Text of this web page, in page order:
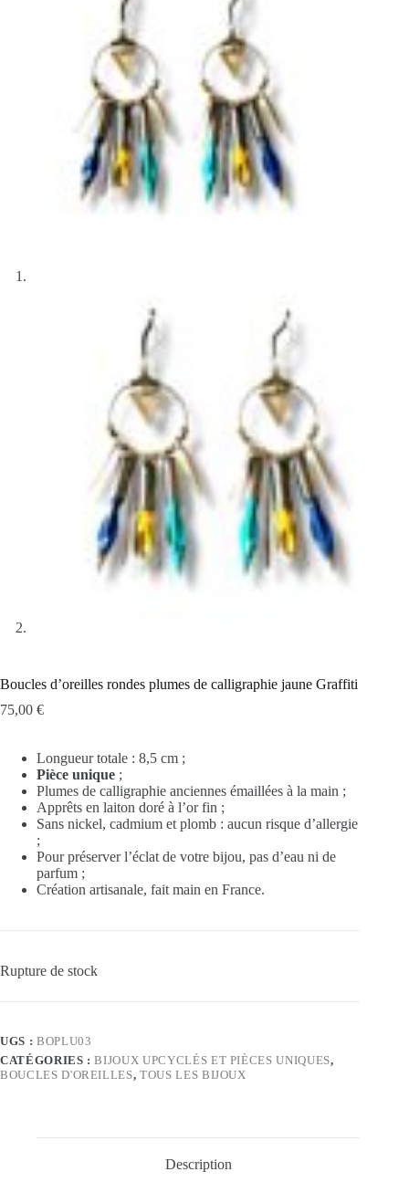
Boucles d’oreilles rondes plumes de calligraphie jaune Graffiti
75,00 €
Longueur totale : 8,5 cm ;
Pièce unique ;
Plumes de calligraphie anciennes émaillées à la main ;
Apprêts en laiton doré à l’or fin ;
Sans nickel, cadmium et plomb : aucun risque d’allergie
;
Pour préserver l’éclat de votre bijou, pas d’eau ni de
parfum ;
Création artisanale, fait main en France.
Rupture de stock
UGS : BOPLU03
CATÉGORIES :BIJOUX UPCYCLÉS ET PIÈCES UNIQUES,
BOUCLES D'OREILLES,TOUS LES BIJOUX
Description